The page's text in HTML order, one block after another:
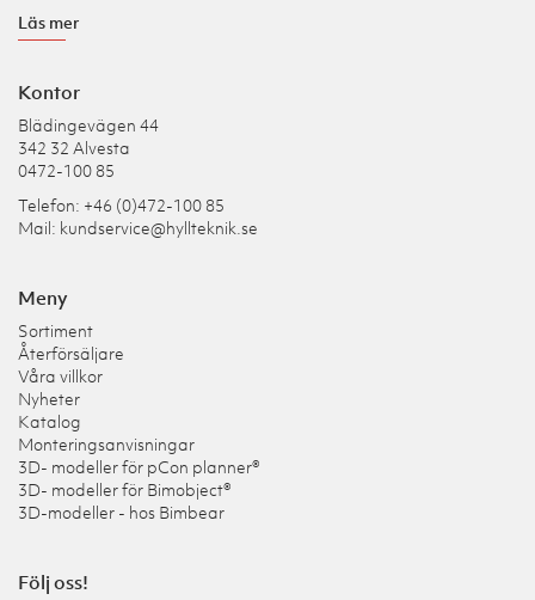
Läs mer
Kontor
Blädingevägen 44
342 32 Alvesta
0472-100 85
Telefon: +46 (0)472-100 85
Mail: kundservice@hyllteknik.se
Meny
Sortiment
Återförsäljare
Våra villkor
Nyheter
Katalog
Monteringsanvisningar
3D- modeller för pCon planner®
3D- modeller för Bimobject®
3D-modeller - hos Bimbear
Följ oss!